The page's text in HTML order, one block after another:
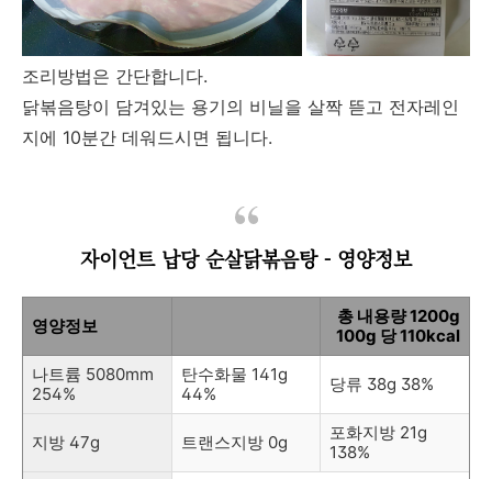
조리방법은 간단합니다.
닭볶음탕이 담겨있는 용기의 비닐을 살짝 뜯고 전자레인
지에 10분간 데워드시면 됩니다.
자이언트 납당 순살닭볶음탕 - 영양정보
영양정보
총 내용량 1200g
100g 당 110kcal
나트륨 5080mm
254%
탄수화물 141g
44%
당류 38g 38%
지방 47g 트랜스지방 0g
포화지방 21g
138%